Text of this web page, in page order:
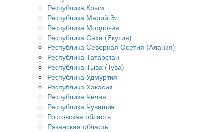
Республика Крым
Республика Марий Эл
Республика Мордовия
Республика Саха (Якутия)
Республика Северная Осетия (Алания)
Республика Татарстан
Республика Тыва (Тува)
Республика Удмуртия
Республика Хакасия
Республика Чечня
Республика Чувашия
Ростовская область
Рязанская область